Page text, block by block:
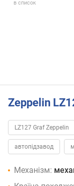
в список
Zeppelin
LZ127 Graf Zeppelin
автопідзавод
Механізм: